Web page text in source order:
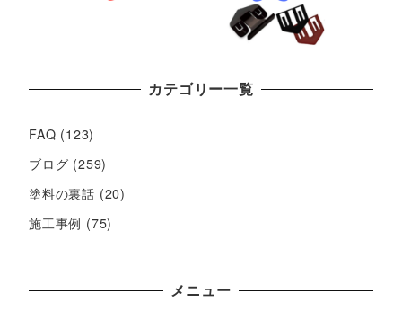
カテゴリー一覧
FAQ (123)
ブログ (259)
塗料の裏話 (20)
施工事例 (75)
メニュー